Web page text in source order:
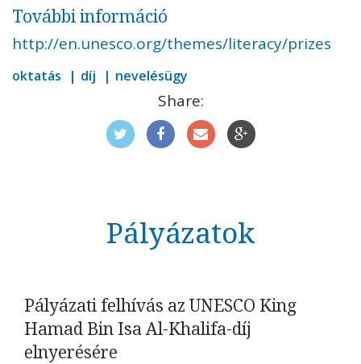
További információ
http://en.unesco.org/themes/literacy/prizes
oktatás díj nevelésügy
Share:
Pályázatok
Pályázati felhívás az UNESCO King
Hamad Bin Isa Al-Khalifa-díj
elnyerésére